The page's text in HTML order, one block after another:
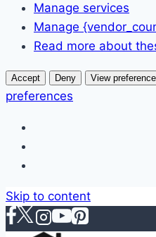
Manage services
Manage
Read more about
Accept Deny View
preferences
Skip to content